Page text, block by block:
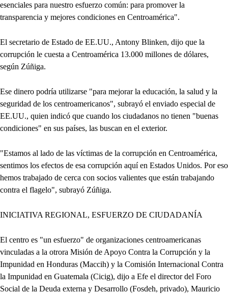
esenciales para nuestro esfuerzo común: para promover la
transparencia y mejores condiciones en Centroamérica".
El secretario de Estado de EE.UU., Antony Blinken, dijo que la
corrupción le cuesta a Centroamérica 13.000 millones de dólares,
según Zúñiga.
Ese dinero podría utilizarse "para mejorar la educación, la salud y la
seguridad de los centroamericanos", subrayó el enviado especial de
EE.UU., quien indicó que cuando los ciudadanos no tienen "buenas
condiciones" en sus países, las buscan en el exterior.
"Estamos al lado de las víctimas de la corrupción en Centroamérica,
sentimos los efectos de esa corrupción aquí en Estados Unidos. Por eso
hemos trabajado de cerca con socios valientes que están trabajando
contra el flagelo", subrayó Zúñiga.
INICIATIVA REGIONAL, ESFUERZO DE CIUDADANÍA
El centro es "un esfuerzo" de organizaciones centroamericanas
vinculadas a la otrora Misión de Apoyo Contra la Corrupción y la
Impunidad en Honduras (Maccih) y la Comisión Internacional Contra
la Impunidad en Guatemala (Cicig), dijo a Efe el director del Foro
Social de la Deuda externa y Desarrollo (Fosdeh, privado), Mauricio